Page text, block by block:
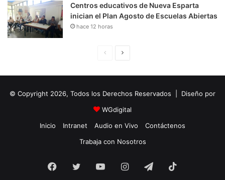
Centros educativos de Nueva Esparta
inician el Plan Agosto de Escuelas Abiertas
hace 12 horas
i
n
a
u
i
e
e
© Copyright 2026, Todos los Derechos Reservados | Diseño por
WGdigital
Inicio
Intranet Audio en Vivo
Contáctenos
Trabaja con Nosotros
Facebook
Twitter YouTubeInstagramTelegram